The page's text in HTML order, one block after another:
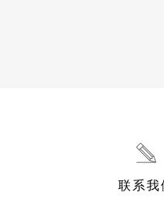
联系我